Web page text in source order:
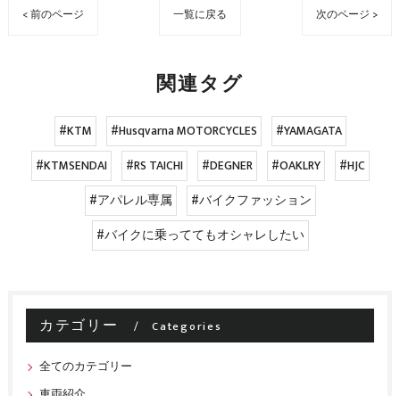
< 前のページ 一覧に戻る 次のページ >
関連タグ
#KTM #Husqvarna MOTORCYCLES
#YAMAGATA
#KTMSENDAI
#RS TAICHI #DEGNER #OAKLRY
#HJC
#アパレル専属
#バイクファッション
#バイクに乗っててもオシャレしたい
カテゴリー Categories
全てのカテゴリー